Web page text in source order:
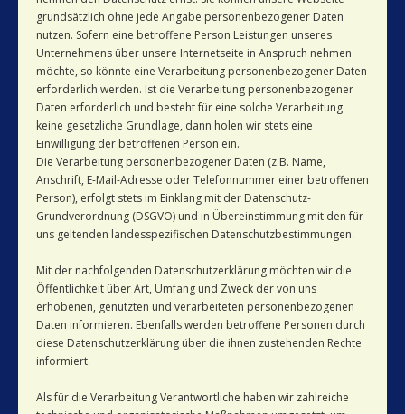
grundsätzlich ohne jede Angabe personenbezogener Daten
nutzen. Sofern eine betroffene Person Leistungen unseres
Unternehmens über unsere Internetseite in Anspruch nehmen
möchte, so könnte eine Verarbeitung personenbezogener Daten
erforderlich werden. Ist die Verarbeitung personenbezogener
Daten erforderlich und besteht für eine solche Verarbeitung
keine gesetzliche Grundlage, dann holen wir stets eine
Einwilligung der betroffenen Person ein.
Die Verarbeitung personenbezogener Daten (z.B. Name,
Anschrift, E-Mail-Adresse oder Telefonnummer einer betroffenen
Person), erfolgt stets im Einklang mit der Datenschutz-
Grundverordnung (DSGVO) und in Übereinstimmung mit den für
uns geltenden landesspezifischen Datenschutzbestimmungen.
Mit der nachfolgenden Datenschutzerklärung möchten wir die
Öffentlichkeit über Art, Umfang und Zweck der von uns
erhobenen, genutzten und verarbeiteten personenbezogenen
Daten informieren. Ebenfalls werden betroffene Personen durch
diese Datenschutzerklärung über die ihnen zustehenden Rechte
informiert.
Als für die Verarbeitung Verantwortliche haben wir zahlreiche